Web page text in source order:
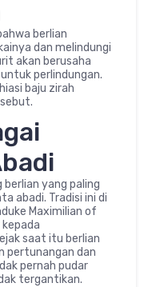
berlian
dan melindungi
akan berusaha
perlindungan.
baju zirah
yang paling
abadi. Tradisi ini di
Maximilian of
saat itu berlian
pertunangan dan
pernah pudar
tergantikan.